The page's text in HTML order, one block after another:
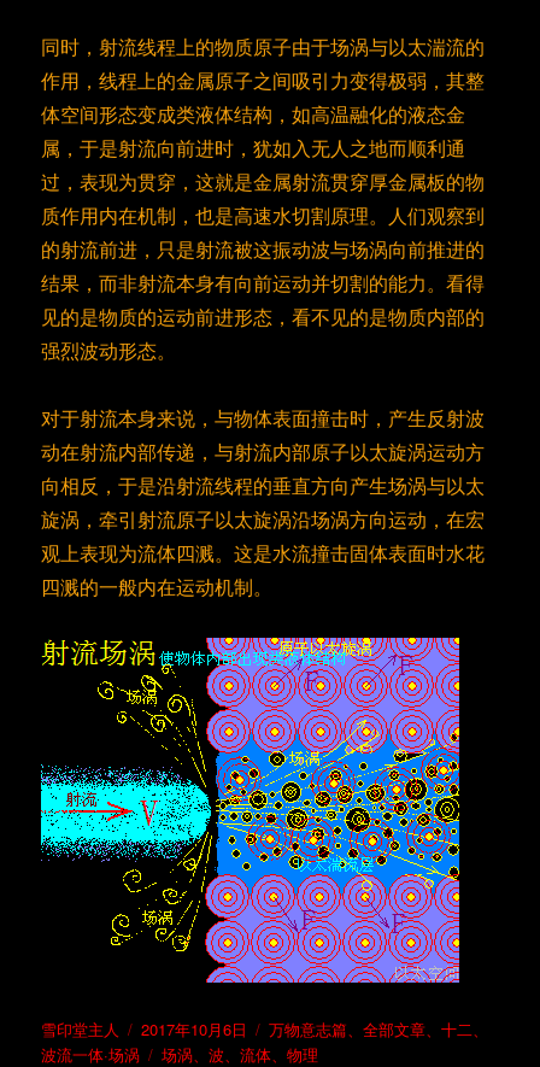
同时，射流线程上的物质原子由于场涡与以太湍流的
作用，线程上的金属原子之间吸引力变得极弱，其整
体空间形态变成类液体结构，如高温融化的液态金
属，于是射流向前进时，犹如入无人之地而顺利通
过，表现为贯穿，这就是金属射流贯穿厚金属板的物
质作用内在机制，也是高速水切割原理。人们观察到
的射流前进，只是射流被这振动波与场涡向前推进的
结果，而非射流本身有向前运动并切割的能力。看得
见的是物质的运动前进形态，看不见的是物质内部的
强烈波动形态。
对于射流本身来说，与物体表面撞击时，产生反射波
动在射流内部传递，与射流内部原子以太旋涡运动方
向相反，于是沿射流线程的垂直方向产生场涡与以太
旋涡，牵引射流原子以太旋涡沿场涡方向运动，在宏
观上表现为流体四溅。这是水流撞击固体表面时水花
四溅的一般内在运动机制。
作
者
雪印堂主人
发
布
2017年10月6日
分
类
万物意志篇 、全部文章 、十二、
波流一体·场涡
标
场涡 、波 、流体 、物理